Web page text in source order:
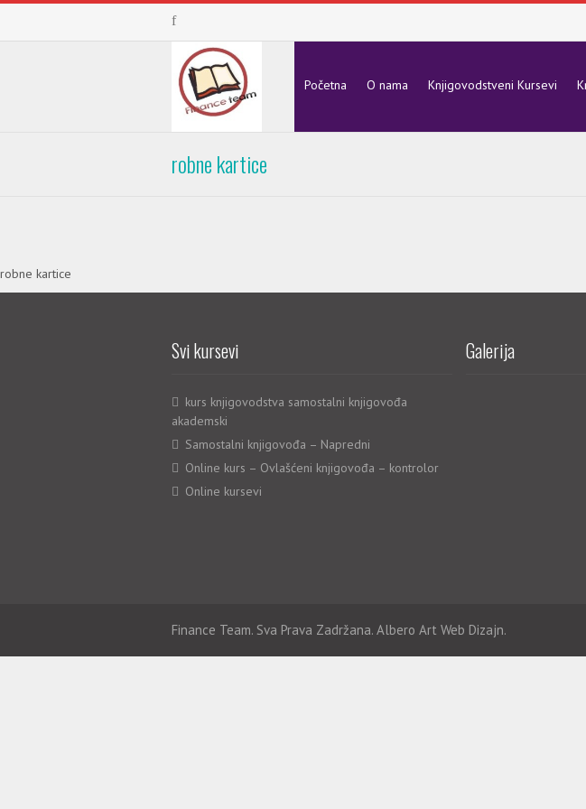
Početna O nama Knjigovodstveni Kursevi
robne kartice
robne kartice
Svi kursevi
kurs knjigovodstva samostalni knjigovođa
akademski
Samostalni knjigovođa – Napredni
Online kurs – Ovlašćeni knjigovođa – kontrolor
Online kursevi
Galerija
Finance Team. Sva Prava Zadržana. Albero Art Web Dizajn.